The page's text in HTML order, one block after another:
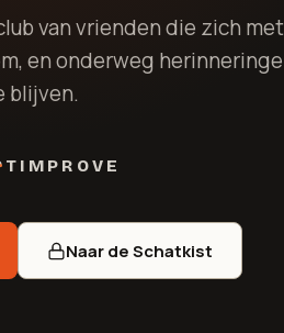
van vrienden die zich met
en onderweg
blijven.
IMPROVE
Naar de Schatkist